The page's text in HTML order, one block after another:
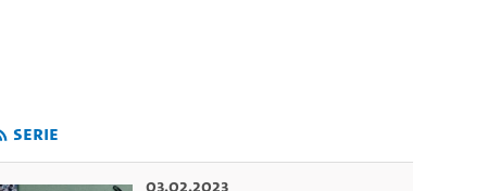
goodbye - CLP/IC
Serie
03.02.2023